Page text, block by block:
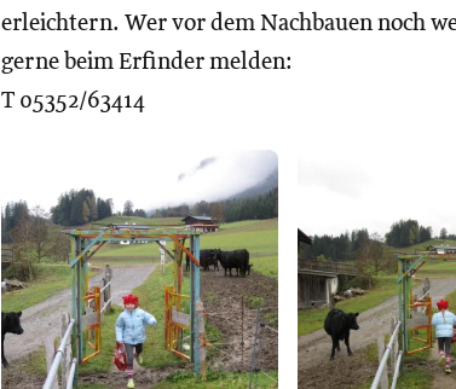
erleichtern. Wer vor dem Nachbauen noch
gerne beim Erfinder melden:
T 05352/63414